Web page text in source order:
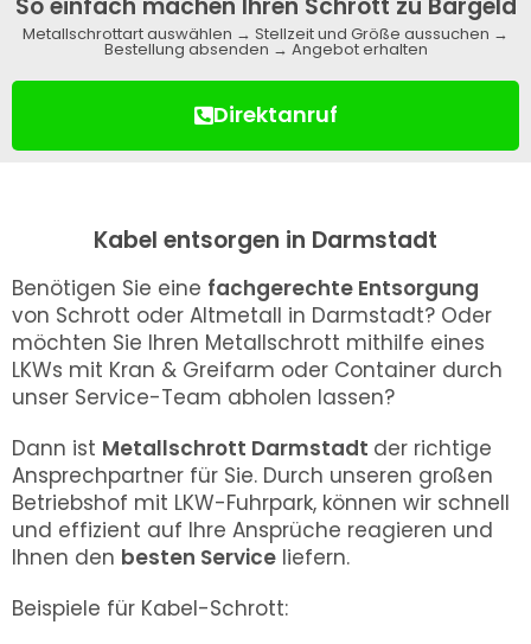
So einfach machen Ihren Schrott zu Bargeld
Metallschrottart auswählen → Stellzeit und Größe aussuchen →
Bestellung absenden → Angebot erhalten
Direktanruf
Kabel entsorgen in Darmstadt
Benötigen Sie eine fachgerechte Entsorgung
von Schrott oder Altmetall in Darmstadt? Oder
möchten Sie Ihren Metallschrott mithilfe eines
LKWs mit Kran & Greifarm oder Container durch
unser Service-Team abholen lassen?
Dann ist Metallschrott Darmstadt der richtige
Ansprechpartner für Sie. Durch unseren großen
Betriebshof mit LKW-Fuhrpark, können wir schnell
und effizient auf Ihre Ansprüche reagieren und
Ihnen den besten Service liefern.
Beispiele für Kabel-Schrott: